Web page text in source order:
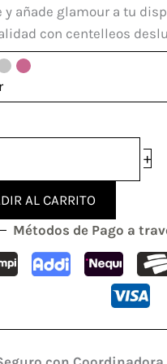
y añade glamour a tu
con centelleos
+
AL CARRITO
Métodos de Pago a